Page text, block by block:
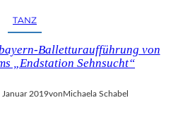
TANZ
Balletturaufführung von
„Endstation Sehnsucht“
Januar 2019vonMichaela Schabel